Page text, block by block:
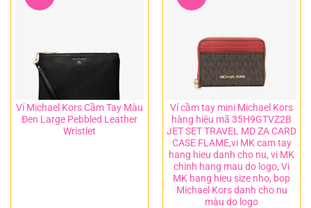
Ví Michael Kors Cầm Tay Màu
Đen Large Pebbled Leather
Wristlet
Ví cầm tay mini Michael Kors
hàng hiệu mã 35H9GTVZ2B
JET SET TRAVEL MD ZA CARD
CASE FLAME,vi MK cam tay
hang hieu danh cho nu, vi MK
chinh hang mau do logo, Vi
MK hang hieu size nho, bop
Michael Kors danh cho nu
màu do logo